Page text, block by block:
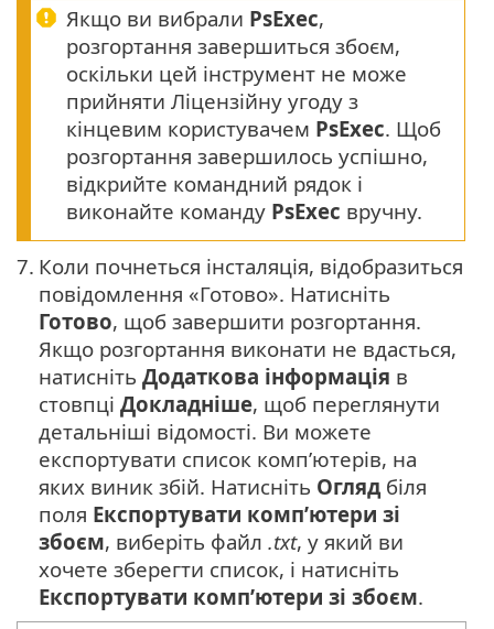
Якщо ви вибрали PsExec,
розгортання завершиться збоєм,
оскільки цей інструмент не може
прийняти Ліцензійну угоду з
кінцевим користувачем PsExec. Щоб
розгортання завершилось успішно,
відкрийте командний рядок і
виконайте команду PsExec вручну.
7. Коли почнеться інсталяція, відобразиться
повідомлення «Готово». Натисніть
Готово, щоб завершити розгортання.
Якщо розгортання виконати не вдасться,
натисніть Додаткова інформація в
стовпці Докладніше, щоб переглянути
детальніші відомості. Ви можете
експортувати список комп’ютерів, на
яких виник збій. Натисніть Огляд біля
поля Експортувати комп’ютери зі
збоєм, виберіть файл .txt, у який ви
хочете зберегти список, і натисніть
Експортувати комп’ютери зі збоєм.